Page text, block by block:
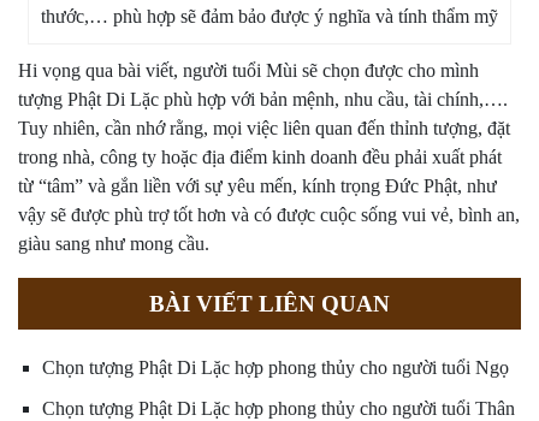
thước,… phù hợp sẽ đảm bảo được ý nghĩa và tính thẩm mỹ
Hi vọng qua bài viết, người tuổi Mùi sẽ chọn được cho mình
tượng Phật Di Lặc phù hợp với bản mệnh, nhu cầu, tài chính,….
Tuy nhiên, cần nhớ rằng, mọi việc liên quan đến thỉnh tượng, đặt
trong nhà, công ty hoặc địa điểm kinh doanh đều phải xuất phát
từ “tâm” và gắn liền với sự yêu mến, kính trọng Đức Phật, như
vậy sẽ được phù trợ tốt hơn và có được cuộc sống vui vẻ, bình an,
giàu sang như mong cầu.
BÀI VIẾT LIÊN QUAN
Chọn tượng Phật Di Lặc hợp phong thủy cho người tuổi Ngọ
Chọn tượng Phật Di Lặc hợp phong thủy cho người tuổi Thân